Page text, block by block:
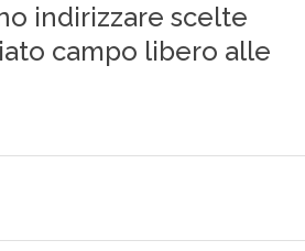
indirizzare scelte
campo libero alle